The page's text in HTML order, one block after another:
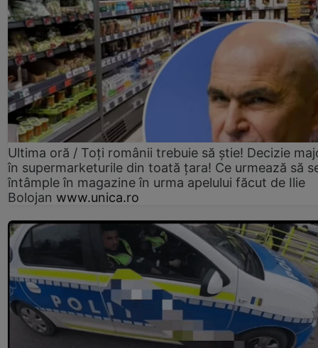
Ultima oră / Toți românii trebuie să știe! Decizie
în supermarketurile din toată țara! Ce urmează să
întâmple în magazine în urma apelului făcut de Ilie
Bolojan www.unica.ro